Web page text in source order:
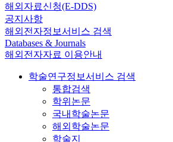
해외자료신청(E-DDS)
공지사항
해외전자정보서비스 검색
Databases & Journals
해외전자자료 이용안내
학술연구정보서비스 검색
통합검색
학위논문
국내학술논문
해외학술논문
학술지